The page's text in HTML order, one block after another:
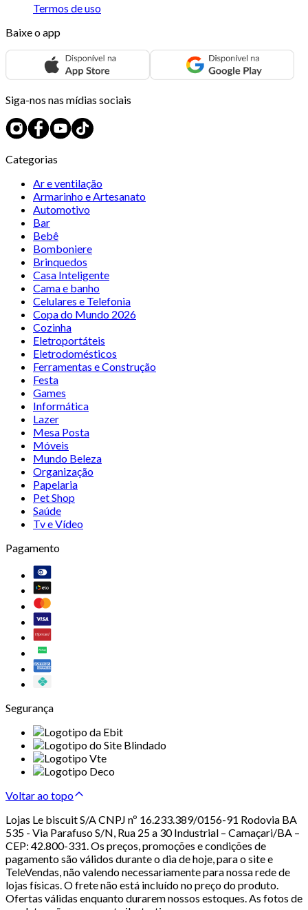
Termos de uso
Baixe o app
Siga-nos nas mídias sociais
Categorias
Ar e ventilação
Armarinho e Artesanato
Automotivo
Bar
Bebê
Bomboniere
Brinquedos
Casa Inteligente
Cama e banho
Celulares e Telefonia
Copa do Mundo 2026
Cozinha
Eletroportáteis
Eletrodomésticos
Ferramentas e Construção
Festa
Games
Informática
Lazer
Mesa Posta
Móveis
Mundo Beleza
Organização
Papelaria
Pet Shop
Saúde
Tv e Vídeo
Pagamento
Segurança
Voltar ao topo
Lojas Le biscuit S/A CNPJ nº 16.233.389/0156-91 Rodovia BA
535 - Via Parafuso S/N, Rua 25 a 30 Industrial – Camaçari/BA –
CEP: 42.800-331. Os preços, promoções e condições de
pagamento são válidos durante o dia de hoje, para o site e
TeleVendas, não valendo necessariamente para nossa rede de
lojas físicas. O frete não está incluído no preço do produto.
Ofertas válidas enquanto durarem nossos estoques. As fotos de